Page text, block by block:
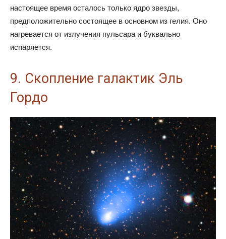
настоящее время осталось только ядро звезды,
предположительно состоящее в основном из гелия. Оно
нагревается от излучения пульсара и буквально
испаряется.
9. Скопление галактик Эль
Гордо